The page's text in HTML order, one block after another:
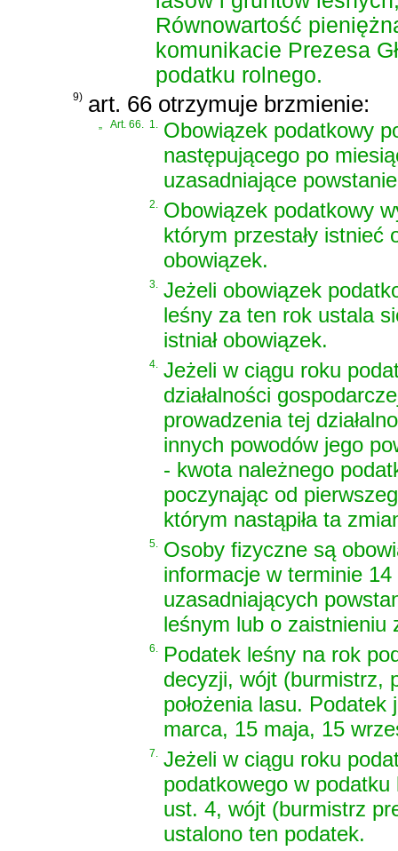
Równowartość
komunikacie Prezesa
podatku rolnego.
9) art. 66 otrzymuje brzmienie:
„ Art. 66. 1. Obowiązek podatkowy
następującego po
uzasadniające
2. Obowiązek podatkowy
którym przestały istnieć
obowiązek.
3. Jeżeli obowiązek
leśny za ten rok ustala
istniał obowiązek.
4. Jeżeli w ciągu roku
działalności
prowadzenia tej
innych powodów jego
- kwota należnego
poczynając od
którym nastąpiła ta
5. Osoby fizyczne są
informacje w terminie
uzasadniających
leśnym lub o
6. Podatek leśny na rok
decyzji, wójt (burmistrz,
położenia lasu.
marca, 15 maja, 15
7. Jeżeli w ciągu roku
podatkowego w
ust. 4, wójt (burmistrz
ustalono ten podatek.